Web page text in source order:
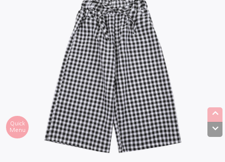
Quick
Menu